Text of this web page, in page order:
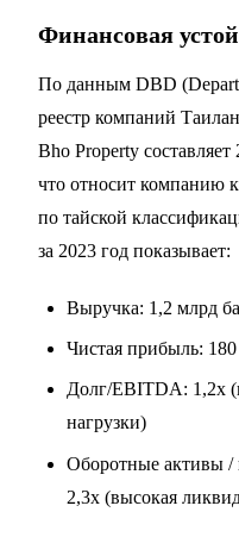
Финансовая
По данным DBD
реестр компаний
Bho Property
что относит компанию
по тайской
за 2023 год показывает:
Выручка: 1,2 млрд
Чистая прибыль:
Долг/EBITDA: 1,2x
нагрузки)
Оборотные активы /
2,3x (высокая